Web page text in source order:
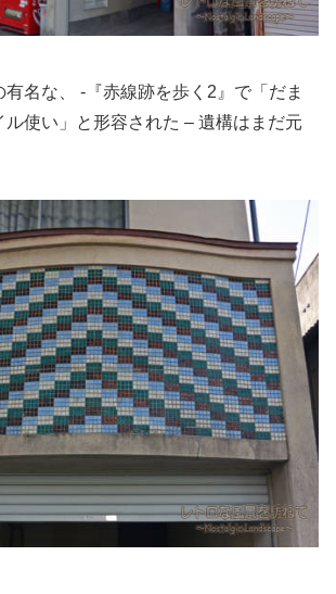
名な、 -『赤線跡を歩く2』で「だま
ル使い」と形容された – 遺構はまだ元